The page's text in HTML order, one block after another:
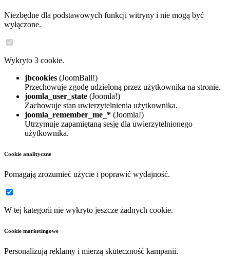
Niezbędne dla podstawowych funkcji witryny i nie mogą być
wyłączone.
Wykryto 3 cookie.
jbcookies (JoomBall!)
Przechowuje zgodę udzieloną przez użytkownika na stronie.
joomla_user_state (Joomla!)
Zachowuje stan uwierzytelnienia użytkownika.
joomla_remember_me_* (Joomla!)
Utrzymuje zapamiętaną sesję dla uwierzytelnionego
użytkownika.
Cookie analityczne
Pomagają zrozumieć użycie i poprawić wydajność.
W tej kategorii nie wykryto jeszcze żadnych cookie.
Cookie marketingowe
Personalizują reklamy i mierzą skuteczność kampanii.